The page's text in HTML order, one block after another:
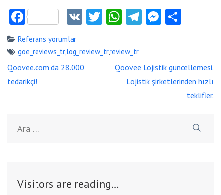
FacebookVK Twitter
WhatsApp
Telegram
Referans yorumlar
goe_reviews_tr,log_review_tr,review_tr
Yazı
dolaşımı
Qoovee.com’da 28.000
tedarikçi!
Qoovee Lojistik güncellemesi.
Lojistik şirketlerinden hızlı
teklifler.
Visitors are reading…